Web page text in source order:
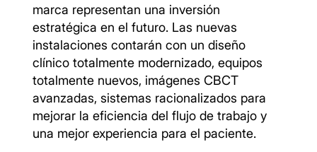
marca representan una inversión
estratégica en el futuro. Las nuevas
instalaciones contarán con un diseño
clínico totalmente modernizado, equipos
totalmente nuevos, imágenes CBCT
avanzadas, sistemas racionalizados para
mejorar la eficiencia del flujo de trabajo y
una mejor experiencia para el paciente.